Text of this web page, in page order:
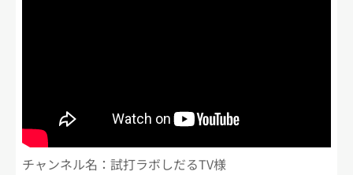
チャンネル名：試打ラボしだるTV様